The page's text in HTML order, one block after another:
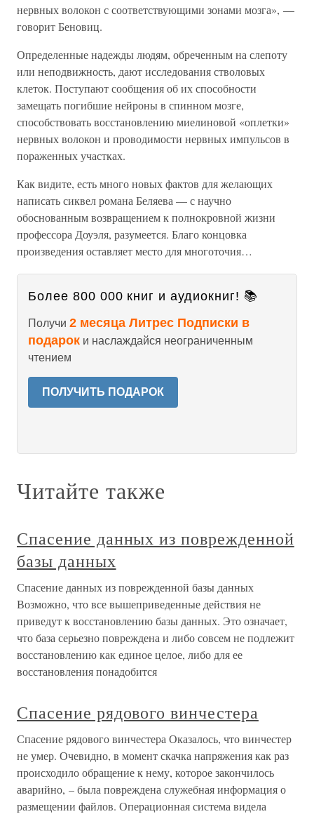
нервных волокон с соответствующими зонами мозга», —
говорит Беновиц.
Определенные надежды людям, обреченным на слепоту
или неподвижность, дают исследования стволовых
клеток. Поступают сообщения об их способности
замещать погибшие нейроны в спинном мозге,
способствовать восстановлению миелиновой «оплетки»
нервных волокон и проводимости нервных импульсов в
пораженных участках.
Как видите, есть много новых фактов для желающих
написать сиквел романа Беляева — с научно
обоснованным возвращением к полнокровной жизни
профессора Доуэля, разумеется. Благо концовка
произведения оставляет место для многоточия…
Более 800 000 книг и аудиокниг! 📚
Получи 2 месяца Литрес Подписки в
подарок и наслаждайся неограниченным
чтением
ПОЛУЧИТЬ ПОДАРОК
Читайте также
Спасение данных из поврежденной
базы данных
Спасение данных из поврежденной базы данных
Возможно, что все вышеприведенные действия не
приведут к восстановлению базы данных. Это означает,
что база серьезно повреждена и либо совсем не подлежит
восстановлению как единое целое, либо для ее
восстановления понадобится
Спасение рядового винчестера
Спасение рядового винчестера Оказалось, что винчестер
не умер. Очевидно, в момент скачка напряжения как раз
происходило обращение к нему, которое закончилось
аварийно, – была повреждена служебная информация о
размещении файлов. Операционная система видела